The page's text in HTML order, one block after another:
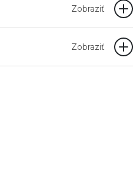
Zobraziť
Zobraziť